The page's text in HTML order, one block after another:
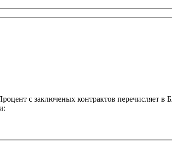
с заключеных контрактов перечисляет в